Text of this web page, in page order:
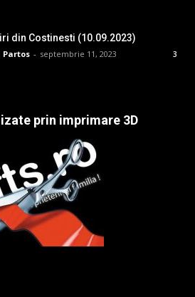
din Costinesti (10.09.2023)
Partos - septembrie 11, 2023 3
prin imprimare 3D